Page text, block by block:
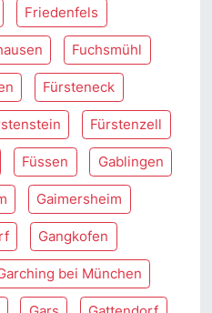
Friedenfels
Fuchsmühl
Fürsteneck
Fürstenzell
Füssen Gablingen
Gaimersheim
Gangkofen
bei München